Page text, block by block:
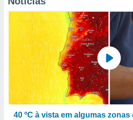
40 ºC à vista em algumas